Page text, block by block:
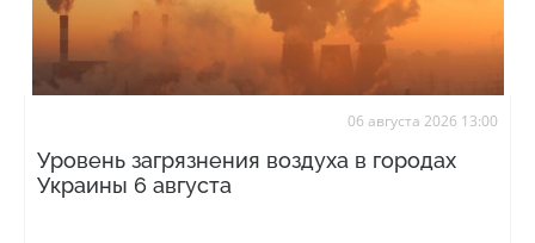
06 августа 2026 13:00
Уровень загрязнения воздуха в городах
Украины 6 августа